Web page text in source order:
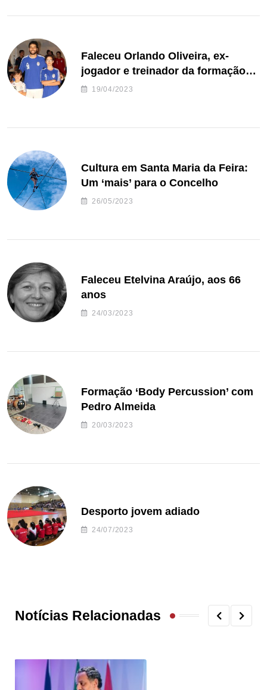
Faleceu Orlando Oliveira, ex-
jogador e treinador da formação
de andebol do Feirense
19/04/2023
Cultura em Santa Maria da Feira:
Um ‘mais’ para o Concelho
26/05/2023
Faleceu Etelvina Araújo, aos 66
anos
24/03/2023
Formação ‘Body Percussion’ com
Pedro Almeida
20/03/2023
Desporto jovem adiado
24/07/2023
Notícias Relacionadas